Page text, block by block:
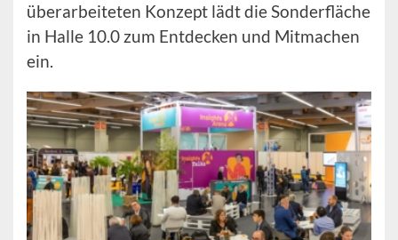
überarbeiteten Konzept lädt die Sonderfläche
in Halle 10.0 zum Entdecken und Mitmachen
ein.